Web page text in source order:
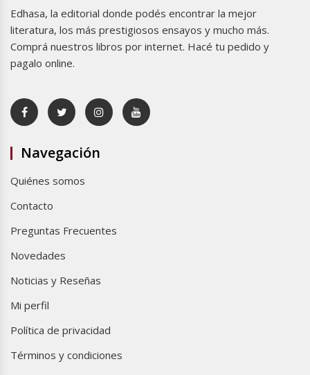
Edhasa, la editorial donde podés encontrar la mejor
literatura, los más prestigiosos ensayos y mucho más.
Comprá nuestros libros por internet. Hacé tu pedido y
pagalo online.
Navegación
Quiénes somos
Contacto
Preguntas Frecuentes
Novedades
Noticias y Reseñas
Mi perfil
Política de privacidad
Términos y condiciones